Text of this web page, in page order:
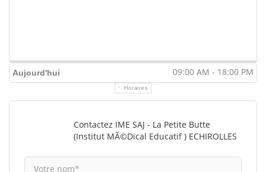
Aujourd'hui 09:00 AM - 18:00 PM
Horaires
Contactez IME SAJ - La Petite Butte
(Institut MÃ©dical Educatif ) ECHIROLLES